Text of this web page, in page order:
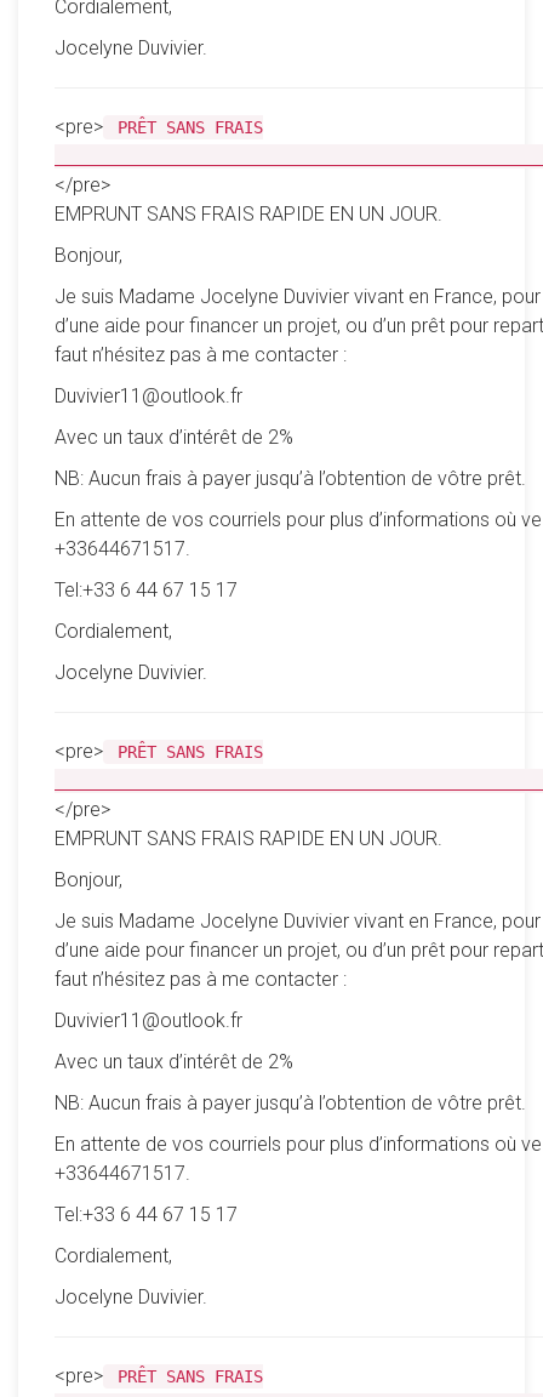
Cordialement,
Jocelyne Duvivier.
<pre>
PRÊT SANS FRAIS
</pre>
EMPRUNT SANS FRAIS RAPIDE EN UN JOUR.
Bonjour,
Je suis Madame Jocelyne Duvivier vivant en France,
d’une aide pour financer un projet, ou d’un prêt pour
faut n’hésitez pas à me contacter :
Duvivier11@outlook.fr
Avec un taux d’intérêt de 2%
NB: Aucun frais à payer jusqu’à l’obtention de vôtre prêt.
En attente de vos courriels pour plus d’informations où
+33644671517.
Tel:+33 6 44 67 15 17
Cordialement,
Jocelyne Duvivier.
<pre>
PRÊT SANS FRAIS
</pre>
EMPRUNT SANS FRAIS RAPIDE EN UN JOUR.
Bonjour,
Je suis Madame Jocelyne Duvivier vivant en France,
d’une aide pour financer un projet, ou d’un prêt pour
faut n’hésitez pas à me contacter :
Duvivier11@outlook.fr
Avec un taux d’intérêt de 2%
NB: Aucun frais à payer jusqu’à l’obtention de vôtre prêt.
En attente de vos courriels pour plus d’informations où
+33644671517.
Tel:+33 6 44 67 15 17
Cordialement,
Jocelyne Duvivier.
<pre>
PRÊT SANS FRAIS